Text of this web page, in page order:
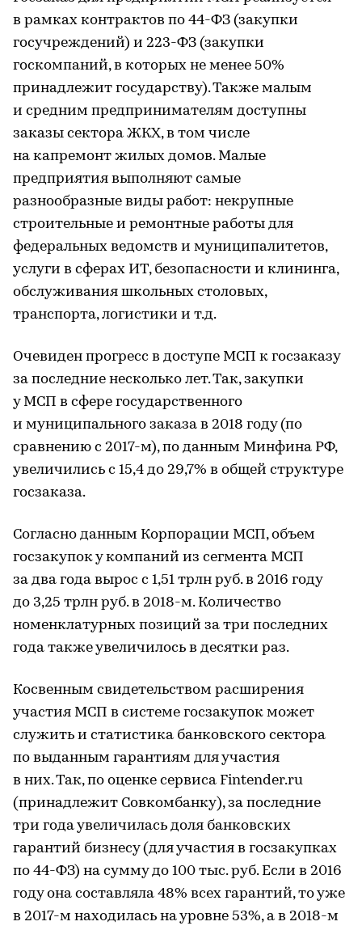
в рамках контрактов по 44-ФЗ (закупки
госучреждений) и 223-ФЗ (закупки
госкомпаний, в которых не менее 50%
принадлежит государству). Также малым
и средним предпринимателям доступны
заказы сектора ЖКХ, в том числе
на капремонт жилых домов. Малые
предприятия выполняют самые
разнообразные виды работ: некрупные
строительные и ремонтные работы для
федеральных ведомств и муниципалитетов,
услуги в сферах ИТ, безопасности и клининга,
обслуживания школьных столовых,
транспорта, логистики и т.д.
Очевиден прогресс в доступе МСП к госзаказу
за последние несколько лет. Так, закупки
у МСП в сфере государственного
и муниципального заказа в 2018 году (по
сравнению с 2017-м), по данным Минфина РФ,
увеличились с 15,4 до 29,7% в общей структуре
госзаказа.
Согласно данным Корпорации МСП, объем
госзакупок у компаний из сегмента МСП
за два года вырос с 1,51 трлн руб. в 2016 году
до 3,25 трлн руб. в 2018-м. Количество
номенклатурных позиций за три последних
года также увеличилось в десятки раз.
Косвенным свидетельством расширения
участия МСП в системе госзакупок может
служить и статистика банковского сектора
по выданным гарантиям для участия
в них. Так, по оценке сервиса Fintender.ru
(принадлежит Совкомбанку), за последние
три года увеличилась доля банковских
гарантий бизнесу (для участия в госзакупках
по 44-ФЗ) на сумму до 100 тыс. руб. Если в 2016
году она составляла 48% всех гарантий, то уже
в 2017-м находилась на уровне 53%, а в 2018-м